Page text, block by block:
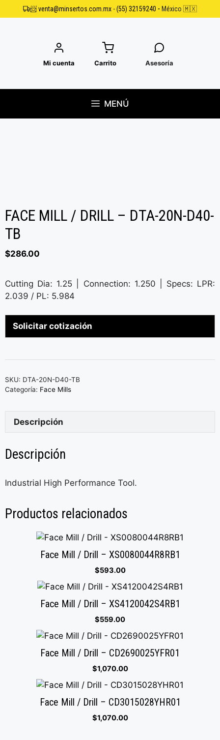
al
📨venta@minsertos.com.mx -(55) 32159240 - México 🇲🇽
Mi cuenta Carrito Asesoría
MENÚ
FACE MILL / DRILL – DTA-20N-D40-
TB
$286.00
Cutting Dia: 1.25 | Connection: 1.250 | Specs: LPR:
2.039 / PL: 5.984
Solicitar cotización
SKU: DTA-20N-D40-TB
Categoría: Face Mills
Descripción
Descripción
Industrial High Performance Tool.
Productos relacionados
Face Mill / Drill – XS0080044R8RB1
$593.00
Face Mill / Drill – XS4120042S4RB1
$559.00
Face Mill / Drill – CD2690025YFR01
$1,070.00
Face Mill / Drill – CD3015028YHR01
$1,070.00